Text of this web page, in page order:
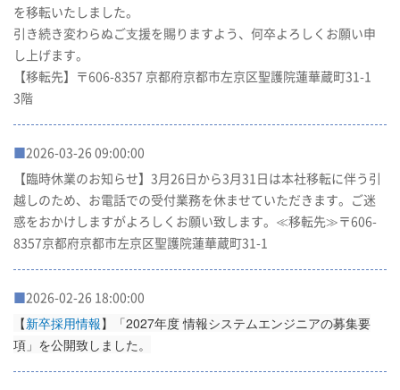
を移転いたしました。
引き続き変わらぬご⽀援を賜りますよう、何卒よろしくお願い申
し上げます。
【移転先】〒606-8357 京都府京都市左京区聖護院蓮華蔵町31-1
3階
■2026-03-26 09:00:00
【臨時休業のお知らせ】3月26日から3月31日は本社移転に伴う引
越しのため、お電話での受付業務を休ませていただきます。ご迷
惑をおかけしますがよろしくお願い致します。≪移転先≫〒606-
8357京都府京都市左京区聖護院蓮華蔵町31-1
■2026-02-26 18:00:00
【新卒採用情報】「2027年度 情報システムエンジニアの募集要
項」を公開致しました。